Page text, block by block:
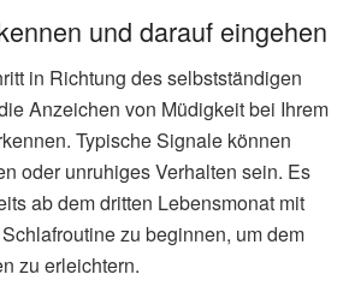
und darauf eingehen
in Richtung des selbstständigen
Anzeichen von Müdigkeit bei Ihrem
Typische Signale können
oder unruhiges Verhalten sein. Es
ab dem dritten Lebensmonat mit
zu beginnen, um dem
zu erleichtern.